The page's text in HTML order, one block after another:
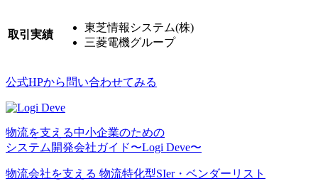
取引実績
東芝情報システム(株)
三菱電機グループ
公式HPから問い合わせてみる
物流を⽀える中⼩企業のための
システム開発会社ガイド〜Logi Deve〜
物流会社を支える 物流特化型SIer・ベンダーリスト